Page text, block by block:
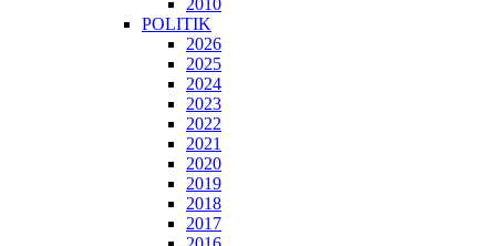
2010
POLITIK
2026
2025
2024
2023
2022
2021
2020
2019
2018
2017